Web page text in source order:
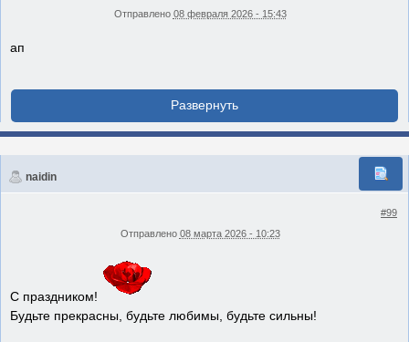
Отправлено 08 февраля 2026 - 15:43
ап
naidin
#99
Отправлено 08 марта 2026 - 10:23
С праздником!
Будьте прекрасны, будьте любимы, будьте сильны!